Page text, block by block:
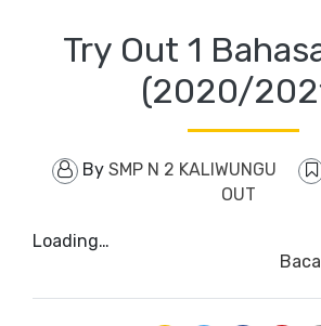
Try Out 1
(2020/
By SMP N 2 KALIWUNGU
OUT
Loading…